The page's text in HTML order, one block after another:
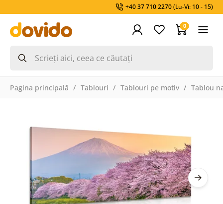
+40 37 710 2270(Lu-Vi: 10 - 15)
0
Pagina principală Tablouri Tablouri pe motiv Tablou